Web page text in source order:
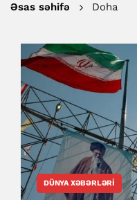
Əsas səhifə Doha
DÜNYA XƏBƏRLƏRI